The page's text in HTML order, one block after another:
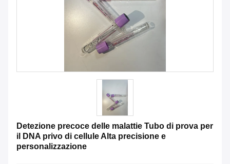
Detezione precoce delle malattie Tubo di prova per
il DNA privo di cellule Alta precisione e
personalizzazione